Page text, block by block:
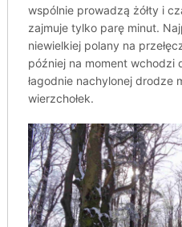
wspólnie prowadzą żółty i
zajmuje tylko parę minut.
niewielkiej polany na
później na moment wchodzi
łagodnie nachylonej drodze
wierzchołek.